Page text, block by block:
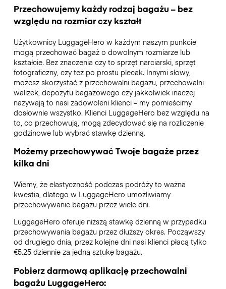
Przechowujemy każdy rodzaj bagażu – bez
względu na rozmiar czy kształt
Użytkownicy LuggageHero w każdym naszym punkcie
mogą przechować bagaż o dowolnym rozmiarze lub
kształcie. Bez znaczenia czy to sprzęt narciarski, sprzęt
fotograficzny, czy też po prostu plecak. Innymi słowy,
możesz skorzystać z przechowalni bagażu, przechowalni
walizek, depozytu bagażowego czy jakkolwiek inaczej
nazywają to nasi zadowoleni klienci – my pomieścimy
dosłownie wszystko. Klienci LuggageHero bez względu na
to, co przechowują, mogą zdecydować się na rozliczenie
godzinowe lub wybrać stawkę dzienną.
Możemy przechowywać Twoje bagaże przez
kilka dni
Wiemy, że elastyczność podczas podróży to ważna
kwestia, dlatego w LuggageHero umożliwiamy
przechowywanie bagażu przez wiele dni.
LuggageHero oferuje niższą stawkę dzienną w przypadku
przechowywania bagażu przez dłuższy okres. Począwszy
od drugiego dnia, przez kolejne dni nasi klienci płacą tylko
€5.25 dziennie za jedną sztukę bagażu.
Pobierz darmową aplikację przechowalni
bagażu LuggageHero: